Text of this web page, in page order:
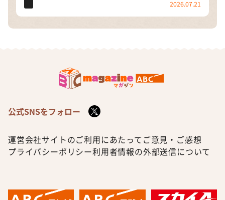
2026.07.21
公式SNSをフォロー
運営会社サイトのご利用にあたって ご意見・ご感想
プライバシーポリシー利用者情報の外部送信について